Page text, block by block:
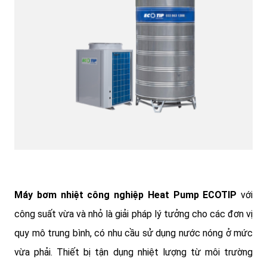
Máy bơm nhiệt công nghiệp Heat Pump ECOTIP với
công suất vừa và nhỏ là giải pháp lý tưởng cho các đơn vị
quy mô trung bình, có nhu cầu sử dụng nước nóng ở mức
vừa phải. Thiết bị tận dụng nhiệt lượng từ môi trường